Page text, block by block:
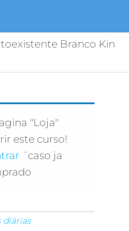
Branco Kin
"Loja"
este curso!
´caso ja
diárias